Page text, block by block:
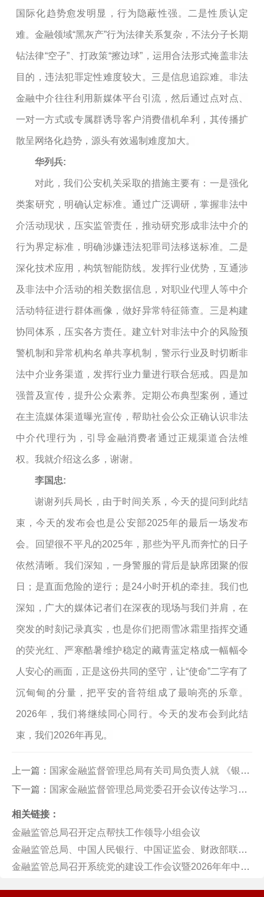
国际化趋势愈发明显，行为隐蔽性强。二是性质认定
难。金融领域“黑灰产”行为法律关系复杂，不法分子长期
钻法律“空子”、打政策“擦边球”，运用合法形式掩盖非法
目的，违法犯罪定性难度较大。三是信息追踪难。非法
金融中介往往利用新媒体平台引流，然后通过点对点、
一对一方式或专属群诱导客户消费借机牟利，其传播扩
散呈网络化趋势，源头有效遏制难度加大。
华列兵:
对此，我们公安机关采取的措施主要有：一是强化
类案研究，明确认定标准。通过广泛调研，掌握非法中
介活动现状，压实监管责任，推动研究形成非法中介的
行为界定标准，明确涉嫌违法犯罪司法移送标准。二是
深化技术应用，构筑智能防线。发挥行业优势，互通涉
及非法中介活动的相关数据信息，对职业代理人等中介
活动特征进行群体画像，做好异常特征筛查。三是构建
协同体系，压实各方责任。建立针对非法中介的风险预
警机制和异常机构名单共享机制，警示行业及时切断非
法中介业务渠道，发挥行业力量进行联合惩戒。四是加
强普及宣传，提升公众素养。定期公布典型案例，通过
在主流媒体渠道曝光宣传，帮助社会公众正确认识非法
中介代理行为，引导金融消费者通过正规渠道合法维
权。我就介绍这么多，谢谢。
李国忠:
谢谢列兵局长，由于时间关系，今天的提问到此结
束，今天的发布会也是公安部2025年的最后一场发布
会。回望很不平凡的2025年，那些为平凡而奔忙的日子
依然清晰。我们深知，一身警服的背后是缺席团聚的假
日；是直面危险的逆行；是24小时开机的牵挂。我们也
深知，广大的媒体记者们在深夜的现场与我们并肩，在
突发的时刻记录真实，也是你们把雨雪冰霜里指挥交通
的荧光红、严寒酷暑维护稳定的藏青蓝定格成一幅幅令
人安心的画面，正是这份共同的坚守，让“使命”二字有了
沉甸甸的分量，把平安的音符组成了最响亮的乐章。
2026年，我们将继续同心同行。今天的发布会到此结
束，我们2026年再见。
上一篇： 国家金融监督管理总局有关司局负责人就 《银行保险机构资产管理产品信息披露管理办法》答记者问
下一篇： 国家金融监督管理总局党委召开会议传达学习中央经济工作会议精神
相关链接：
金融监管总局召开定点帮扶工作领导小组会议
金融监管总局、中国人民银行、中国证监会、财政部联合发布 《关于健全金融机构治理的实施意见》
金融监管总局召开系统党的建设工作会议暨2026年年中工作会议